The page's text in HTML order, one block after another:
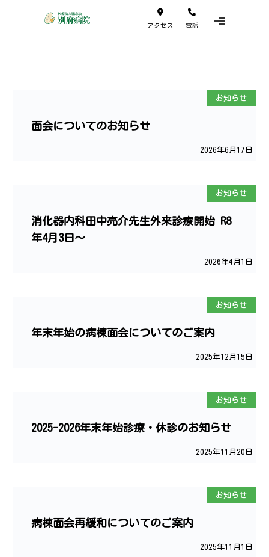
アクセス 電話
お知らせ
面会についてのお知らせ
2026年6月17日
お知らせ
消化器内科田中亮介先生外来診療開始 R8
年4月3日～
2026年4月1日
お知らせ
年末年始の病棟面会についてのご案内
2025年12月15日
お知らせ
2025-2026年末年始診療・休診のお知らせ
2025年11月20日
お知らせ
病棟面会再緩和についてのご案内
2025年11月1日